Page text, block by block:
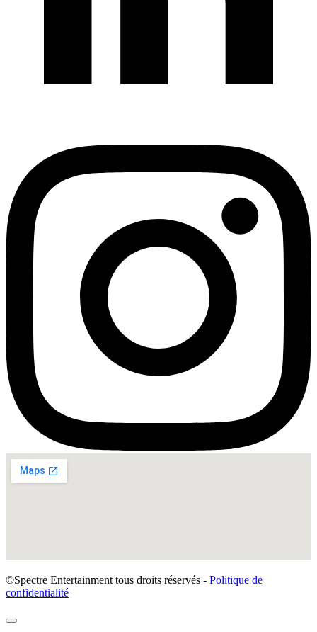
©Spectre Entertainment tous droits réservés - Politique de
confidentialité